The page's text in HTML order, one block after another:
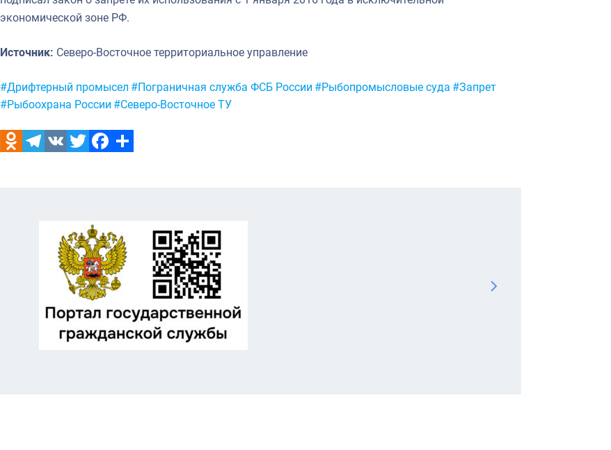
экономической зоне РФ.
Источник: Северо-Восточное территориальное управление
Метки:
#Дрифтерный промысел #Пограничная служба ФСБ России #Рыбопромысловые суда #Запрет
#Рыбоохрана России #Северо-Восточное ТУ